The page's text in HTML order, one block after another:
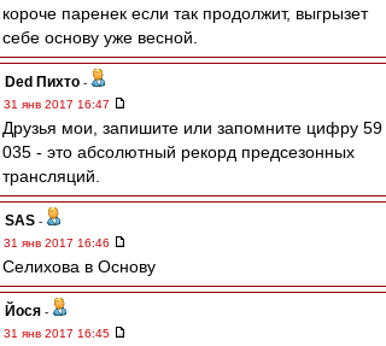
короче паренек если так продолжит, выгрызет
себе основу уже весной.
Ded Пихто -
31 янв 2017 16:47
Друзья мои, запишите или запомните цифру 59
035 - это абсолютный рекорд предсезонных
трансляций.
SAS -
31 янв 2017 16:46
Селихова в Основу
Йося -
31 янв 2017 16:45